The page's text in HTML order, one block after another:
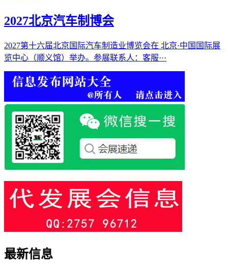
2027北京汽车制博会
2027第十六届北京国际汽车制造业博览会在 北京·中国国际展
览中心（顺义馆）举办。参展联系人：客服···
最新信息